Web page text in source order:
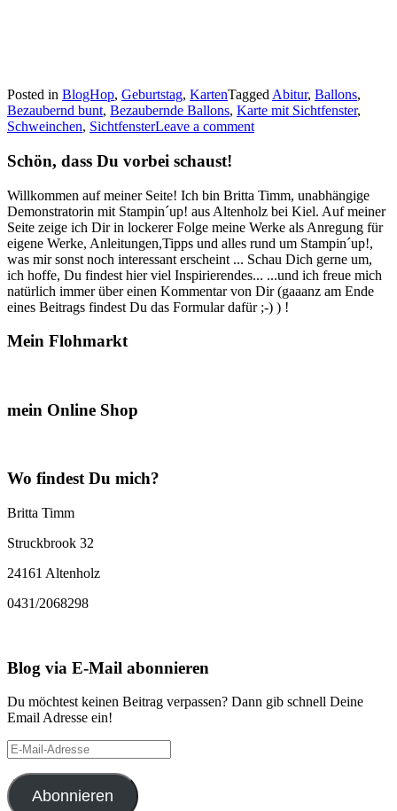
Posted in BlogHop, Geburtstag, KartenTagged Abitur, Ballons,
Bezaubernd bunt, Bezaubernde Ballons, Karte mit Sichtfenster,
Schweinchen, SichtfensterLeave a comment
Schön, dass Du vorbei schaust!
Willkommen auf meiner Seite! Ich bin Britta Timm, unabhängige
Demonstratorin mit Stampin´up! aus Altenholz bei Kiel. Auf meiner
Seite zeige ich Dir in lockerer Folge meine Werke als Anregung für
eigene Werke, Anleitungen,Tipps und alles rund um Stampin´up!,
was mir sonst noch interessant erscheint ... Schau Dich gerne um,
ich hoffe, Du findest hier viel Inspirierendes... ...und ich freue mich
natürlich immer über einen Kommentar von Dir (gaaanz am Ende
eines Beitrags findest Du das Formular dafür ;-) ) !
Mein Flohmarkt
mein Online Shop
Wo findest Du mich?
Britta Timm
Struckbrook 32
24161 Altenholz
0431/2068298
Blog via E-Mail abonnieren
Du möchtest keinen Beitrag verpassen? Dann gib schnell Deine
Email Adresse ein!
E-
Mail-
Adresse
Abonnieren